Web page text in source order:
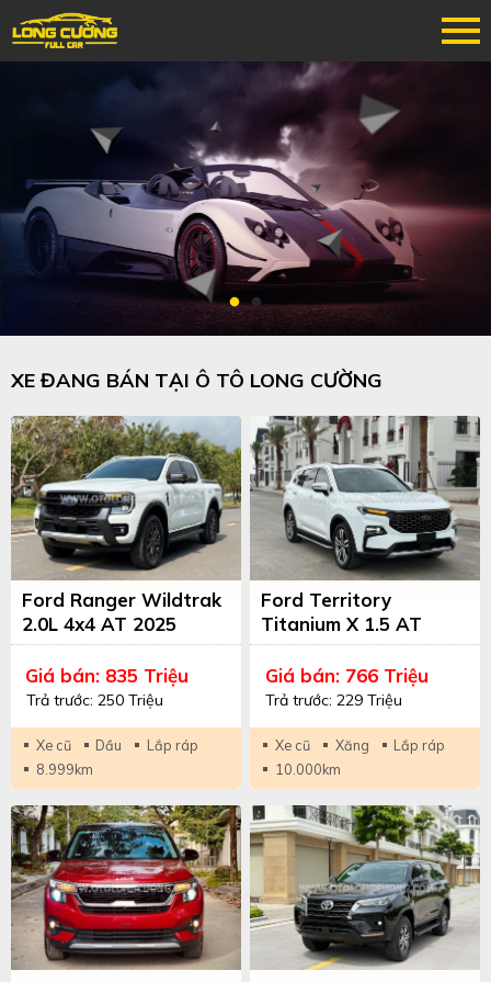
XE ĐANG BÁN TẠI Ô TÔ LONG CƯỜNG
Ford Ranger Wildtrak
2.0L 4x4 AT 2025
Trắng/Đen
Giá bán: 835 Triệu
Trả trước: 250 Triệu
Xe cũ Dầu
Lắp ráp
8.999km
Ford Territory
Titanium X 1.5 AT
2023 Trắng/Nhiều Màu
Giá bán: 766 Triệu
Trả trước: 229 Triệu
Xe cũ Xăng
Lắp ráp
10.000km